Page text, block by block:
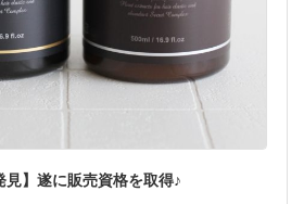
見】遂に販売資格を取得♪